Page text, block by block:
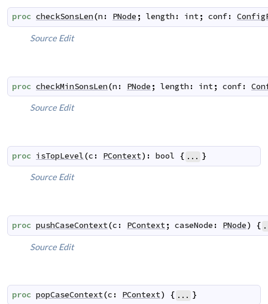
proc checkSonsLen(n : PNode ; length : int; conf:
Source Edit
proc checkMinSonsLen(n : PNode ; length : int; conf:
Source Edit
proc isTopLevel(c : PContext) : bool { ... }
Source Edit
proc pushCaseContext(c : PContext; caseNode : PNode) {
Source Edit
proc popCaseContext(c : PContext) { ... }